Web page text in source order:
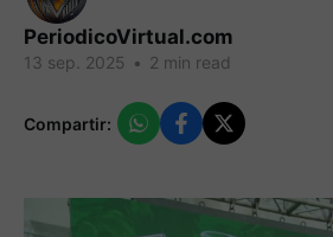
PeriodicoVirtual.com
13 sep. 2025 • 2 min read
Compartir: